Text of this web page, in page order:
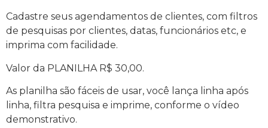
Cadastre seus agendamentos de clientes, com filtros
de pesquisas por clientes, datas, funcionários etc, e
imprima com facilidade.
Valor da PLANILHA R$ 30,00.
As planilha são fáceis de usar, você lança linha após
linha, filtra pesquisa e imprime, conforme o vídeo
demonstrativo.